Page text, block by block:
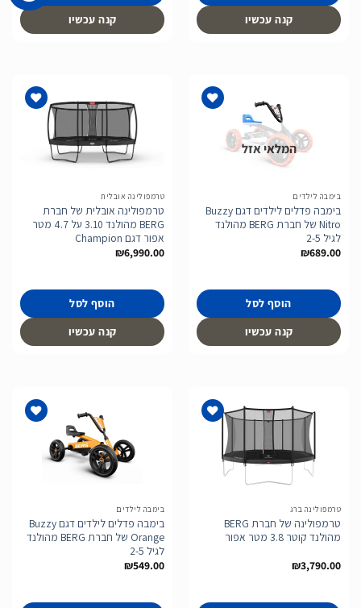
קנה עכשיו
קנה עכשיו
המלאי אזל
בימבה לילדים
בימבה פדלים לילדים דגם Buzzy
Nitro של חברת BERG מהולנד
לגיל 2-5
₪689.00
הוסף לסל
קנה עכשיו
טרמפולינה אובלית
טרמפולינה אובלית של חברת
BERG מהולנד 3.10 על 4.7 מטר
אפור דגם Champion
₪6,990.00
הוסף לסל
קנה עכשיו
טרמפולינה ברג
טרמפולינה של חברת BERG
מהולנד קוטר 3.8 מטר אפור
₪3,790.00
בימבה לילדים
בימבה פדלים לילדים דגם Buzzy
Orange של חברת BERG מהולנד
לגיל 2-5
₪549.00